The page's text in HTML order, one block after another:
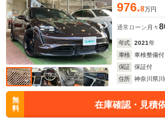
976.8万円
通常ローン 月々
年式 2021年
車検
車検整備付
保証
保証付
住所
神奈川県
無
料
在庫確認・見積